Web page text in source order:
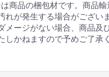
商品の梱包材です。商品
れが発生する場合がございま
メージがない場合、商品及
しかねますので予めご了承